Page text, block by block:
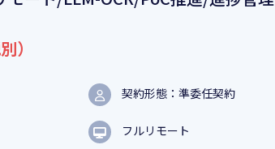
）
契約形態：準委任契約
フルリモート